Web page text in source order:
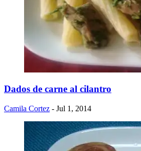
Dados de carne al cilantro
Camila Cortez - Jul 1, 2014